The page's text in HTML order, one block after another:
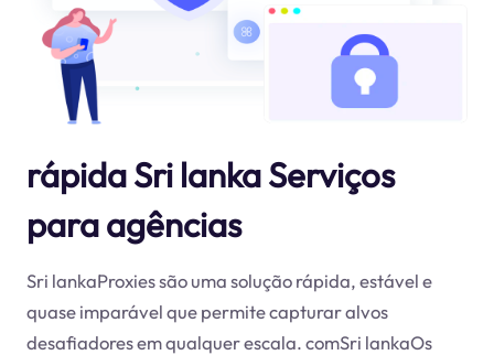
rápida Sri lanka Serviços
para agências
Sri lankaProxies são uma solução rápida, estável e
quase imparável que permite capturar alvos
desafiadores em qualquer escala. comSri lankaOs